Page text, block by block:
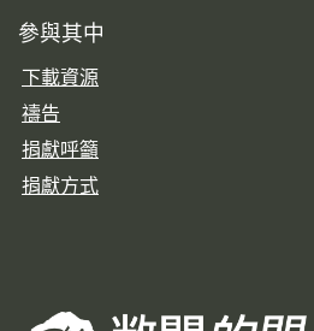
參與其中
下載資源
禱告
捐獻呼籲
捐獻方式